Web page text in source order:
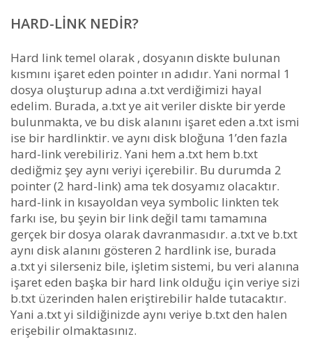
HARD-LINK NEDIR?
Hard link temel olarak , dosyanın diskte bulunan
kısmını işaret eden pointer ın adıdır. Yani normal 1
dosya oluşturup adına a.txt verdiğimizi hayal
edelim. Burada, a.txt ye ait veriler diskte bir yerde
bulunmakta, ve bu disk alanını işaret eden a.txt ismi
ise bir hardlinktir. ve aynı disk bloğuna 1’den fazla
hard-link verebiliriz. Yani hem a.txt hem b.txt
dediğmiz şey aynı veriyi içerebilir. Bu durumda 2
pointer (2 hard-link) ama tek dosyamız olacaktır.
hard-link in kısayoldan veya symbolic linkten tek
farkı ise, bu şeyin bir link değil tamı tamamına
gerçek bir dosya olarak davranmasıdır. a.txt ve b.txt
aynı disk alanını gösteren 2 hardlink ise, burada
a.txt yi silerseniz bile, işletim sistemi, bu veri alanına
işaret eden başka bir hard link olduğu için veriye sizi
b.txt üzerinden halen eriştirebilir halde tutacaktır.
Yani a.txt yi sildiğinizde aynı veriye b.txt den halen
erişebilir olmaktasınız.